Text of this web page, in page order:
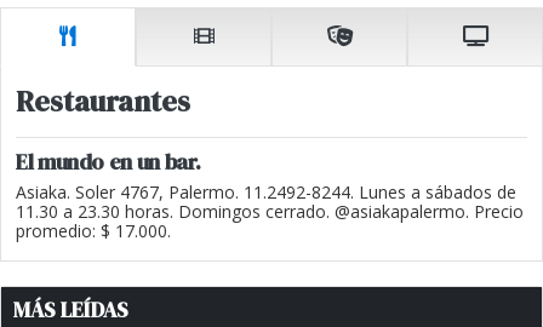
Restaurantes
El mundo en un bar.
Asiaka. Soler 4767, Palermo. 11.2492-8244. Lunes a sábados de
11.30 a 23.30 horas. Domingos cerrado. @asiakapalermo. Precio
promedio: $ 17.000.
MÁS LEÍDAS